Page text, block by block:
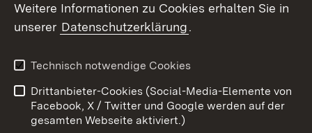
Kontakt
Datenschutz
Barrierefreiheit
Impressum Cookies
Weitere Informationen zu Cookies erhalten Sie in
unserer Datenschutzerklärung.
Technisch notwendige Cookies
Drittanbieter-Cookies (Social-Media-Elemente von
Facebook, X / Twitter und Google werden auf der
gesamten Webseite aktiviert.)